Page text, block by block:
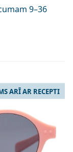
9–36
ARĪ AR RECEPTI